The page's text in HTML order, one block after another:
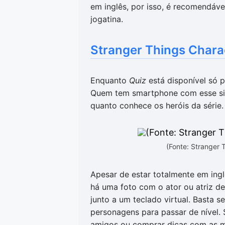
em inglês, por isso, é
jogatina.
Stranger Things
Enquanto Quiz está disponível só
Quem tem smartphone com esse
quanto conhece os heróis da série.
(Fonte: Stranger
Apesar de estar totalmente em
há uma foto com o ator ou atriz
junto a um teclado virtual. Basta
personagens para passar de